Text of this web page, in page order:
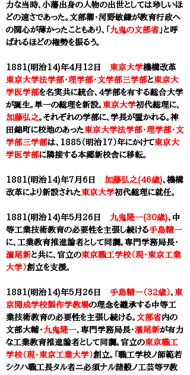
力な当時、小藩出身の人物の出世としては珍しいほ
どの速さであった。文部卿・河野敏鎌が教育行政へ
の関心が薄かったこともあり、「 九鬼の文部省 」と呼
ばれるほどの権勢を振るう。
1881(明治14)年4月12日 東京大学機構改革
東京大学法学部・理学部・文学部三学部と東京大
学医学部を名実共に統合、4学部を有する総合大学
が誕生。単一の総理を新設。 東京大学初代総理に、
加藤弘之。それぞれの学部に、学長が置かれる。神
田錦町に校地のあった東京大学法学部・理学部・文
学部三学部は、1885（明治17）年にかけて東京大
学医学部に隣接する本郷新校舎に移転。
1881(明治14)年7月6日 加藤弘之(46歳)、機構
改革により新設された東京大学初代総理に就任。
1881(明治14)年5月26日 九鬼隆一(30歳)、中
等工業技術教育の必要性を主張し続ける手島精一
に、工業教育推進論者として同調。専門学務局長・
濵尾新と共に、官立の東京職工学校（現・東京工業
大学）創立を支援。
1881(明治14)年5月26日 手島精一（32歳）、 東
京開成学校製作学教場の理念を継承する中等工
業技術教育の必要性を主張し続ける。 文部省内の
文部大輔・ 九鬼隆一、専門学務局長・濱尾新が有力
な工業教育推進論者として同調。官立の東京職工
学校（現・東京工業大学）創立。「職工学校ノ師範若
シクハ職工長タル者ニ必須ナル諸般ノ工芸等ヲ教